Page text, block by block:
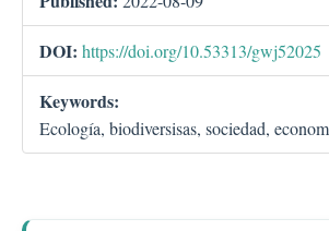
DOI: https://doi.org/10.53313/gwj52025
Keywords:
Ecología, biodiversisas, sociedad,